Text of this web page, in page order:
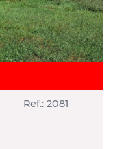
Ref.: 2081